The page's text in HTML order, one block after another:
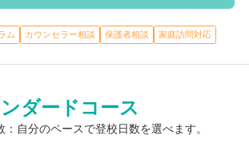
合わせて専攻を1つ選べる「プレミアムコー
×総合型選抜専攻」と「大学進学専攻」が
した学びが可能です。 大学入学共通テスト
か、使用している教材「ウイングネット」
できるため、疑問をすぐに解決できる環境で
・難関私大特化クラス（申込制）があり、東
ム カウンセラー相談 保護者相談 家庭訪問対応
ダードコース
：自分のペースで登校日数を選べます。